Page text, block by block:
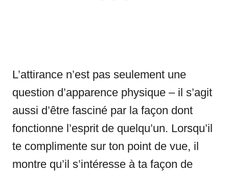
L’attirance n’est pas seulement une
question d’apparence physique – il s’agit
aussi d’être fasciné par la façon dont
fonctionne l’esprit de quelqu’un. Lorsqu’il
te complimente sur ton point de vue, il
montre qu’il s’intéresse à ta façon de